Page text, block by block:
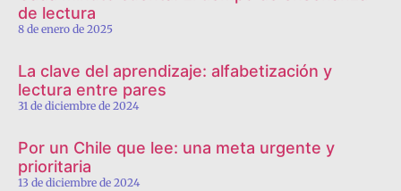
de lectura
8 de enero de 2025
La clave del aprendizaje: alfabetización y
lectura entre pares
31 de diciembre de 2024
Por un Chile que lee: una meta urgente y
prioritaria
13 de diciembre de 2024